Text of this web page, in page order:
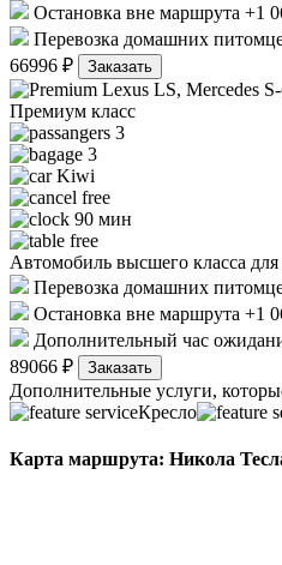
Остановка вне маршрута +1
Перевозка домашних
66996 ₽
Заказать
Lexus LS, Mercedes
Премиум класс
3
3
Kiwi
free
90 мин
free
Автомобиль высшего класса
Перевозка домашних
Остановка вне маршрута +1
Дополнительный час
89066 ₽
Заказать
Дополнительные услуги,
Кресло
Карта маршрута: Никола